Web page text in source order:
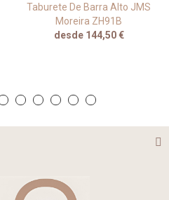
Taburete De Barra Alto JMS
Moreira ZH91B
desde 144,50 €